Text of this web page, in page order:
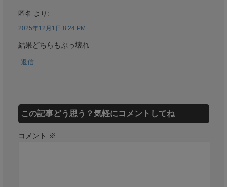
匿名 より:
2025年12月1日 8:24 PM
結果どちらもぶっ壊れ
返信
この記事どう思う？気軽にコメントしてね
コメント ※